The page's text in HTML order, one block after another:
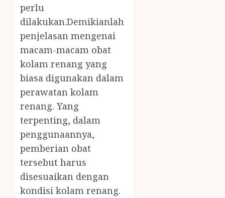
perlu
dilakukan.Demikianlah
penjelasan mengenai
macam-macam obat
kolam renang yang
biasa digunakan dalam
perawatan kolam
renang. Yang
terpenting, dalam
penggunaannya,
pemberian obat
tersebut harus
disesuaikan dengan
kondisi kolam renang.